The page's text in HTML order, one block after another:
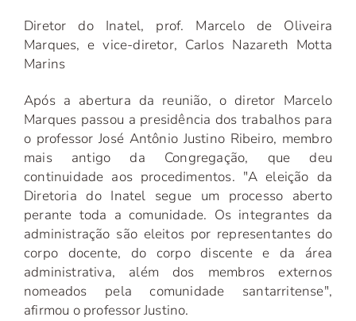
Diretor do Inatel, prof. Marcelo de Oliveira
Marques, e vice-diretor, Carlos Nazareth Motta
Marins
Após a abertura da reunião, o diretor Marcelo
Marques passou a presidência dos trabalhos para
o professor José Antônio Justino Ribeiro, membro
mais antigo da Congregação, que deu
continuidade aos procedimentos. "A eleição da
Diretoria do Inatel segue um processo aberto
perante toda a comunidade. Os integrantes da
administração são eleitos por representantes do
corpo docente, do corpo discente e da área
administrativa, além dos membros externos
nomeados pela comunidade santarritense",
afirmou o professor Justino.